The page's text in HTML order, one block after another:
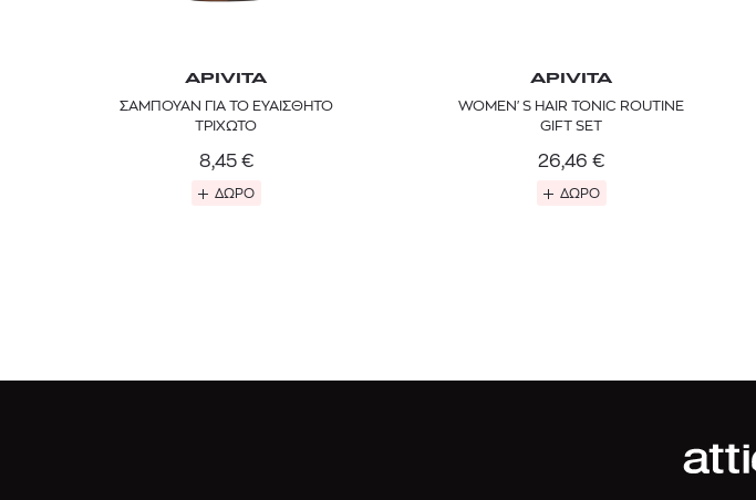
APIVITA
ΣΑΜΠΟΥΑΝ ΓΙΑ ΤΟ ΕΥΑΙΣΘΗΤΟ
ΤΡΙΧΩΤΟ
8,45 €
ΔΩΡΟ
APIVITA
WOMEN'S HAIR TONIC ROUTINE
GIFT SET
26,46 €
ΔΩΡΟ